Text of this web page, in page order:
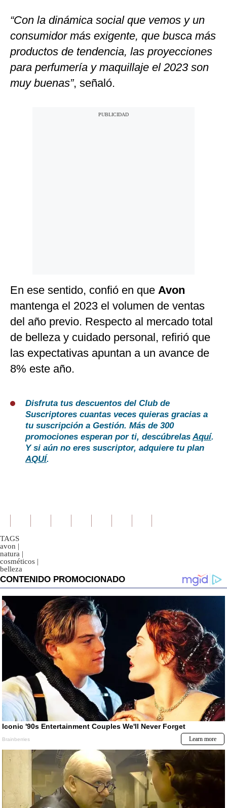
“Con la dinámica social que vemos y un
consumidor más exigente, que busca más
productos de tendencia, las proyecciones
para perfumería y maquillaje el 2023 son
muy buenas”, señaló.
En ese sentido, confió en que Avon
mantenga el 2023 el volumen de ventas
del año previo. Respecto al mercado total
de belleza y cuidado personal, refirió que
las expectativas apuntan a un avance de
8% este año.
Disfruta tus descuentos del Club de
Suscriptores cuantas veces quieras gracias a
tu suscripción a Gestión. Más de 300
promociones esperan por ti, descúbrelasAquí.
Y si aún no eres suscriptor, adquiere tu plan
AQUÍ.
TAGS
avon |
natura |
cosméticos |
belleza